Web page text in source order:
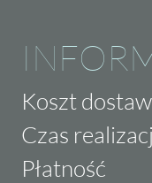
Koszt
Czas
Płatność